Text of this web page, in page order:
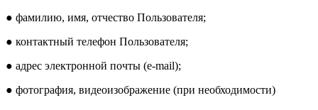
● фамилию, имя, отчество Пользователя;
● контактный телефон Пользователя;
● адрес электронной почты (e-mail);
● фотография, видеоизображение (при необходимости)